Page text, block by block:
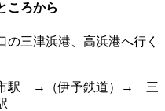
ころから
三津浜港、高浜港へ行く
駅 →（伊予鉄道）→ 三